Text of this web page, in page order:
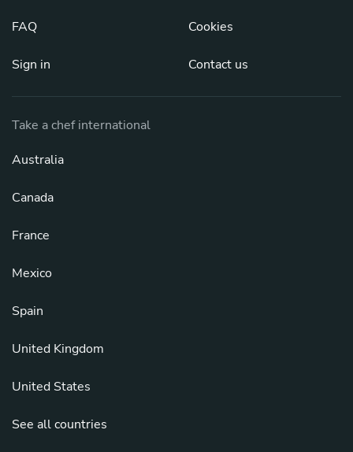
FAQ
Sign in
Cookies
Contact us
Take a chef international
Australia
Canada
France
Mexico
Spain
United Kingdom
United States
See all countries